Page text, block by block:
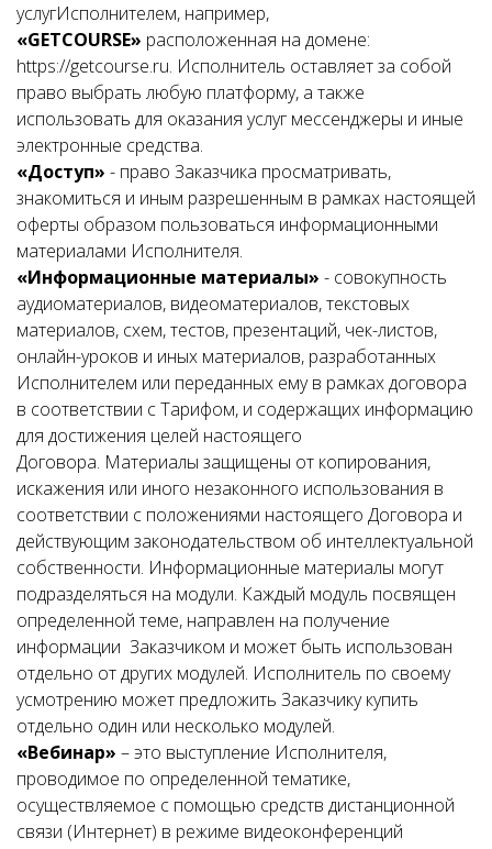
услугИсполнителем, например,
«GETCOURSE» расположенная на домене:
https://getcourse.ru. Исполнитель оставляет за собой
право выбрать любую платформу, а также
использовать для оказания услуг мессенджеры и иные
электронные средства.
«Доступ» - право Заказчика просматривать,
знакомиться и иным разрешенным в рамках настоящей
оферты образом пользоваться информационными
материалами Исполнителя.
«Информационные материалы» - совокупность
аудиоматериалов, видеоматериалов, текстовых
материалов, схем, тестов, презентаций, чек-листов,
онлайн-уроков и иных материалов, разработанных
Исполнителем или переданных ему в рамках договора
в соответствии с Тарифом, и содержащих информацию
для достижения целей настоящего
Договора. Материалы защищены от копирования,
искажения или иного незаконного использования в
соответствии с положениями настоящего Договора и
действующим законодательством об интеллектуальной
собственности. Информационные материалы могут
подразделяться на модули. Каждый модуль посвящен
определенной теме, направлен на получение
информации Заказчиком и может быть использован
отдельно от других модулей. Исполнитель по своему
усмотрению может предложить Заказчику купить
отдельно один или несколько модулей.
«Вебинар» – это выступление Исполнителя,
проводимое по определенной тематике,
осуществляемое с помощью средств дистанционной
связи (Интернет) в режиме видеоконференций